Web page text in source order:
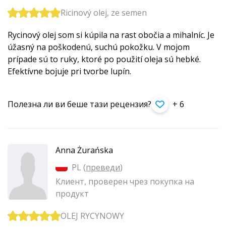
Ricinový olej, ze semen
Rycinový olej som si kúpila na rast obočia a mihalníc. Je
úžasný na poškodenú, suchú pokožku. V mojom
prípade sú to ruky, ktoré po použití oleja sú hebké.
Efektívne bojuje pri tvorbe lupín.
Полезна ли ви беше тази рецензия? + 6
Anna Żurańska
PL (преведи)
Клиент, проверен чрез покупка на
продукт
OLEJ RYCYNOWY